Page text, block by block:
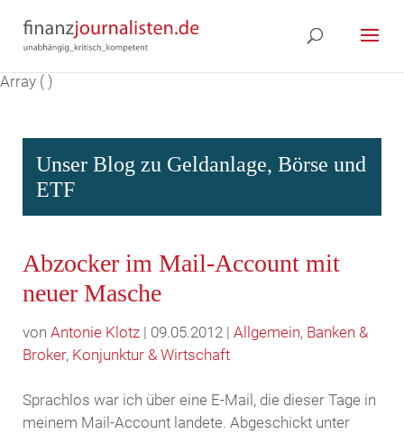
Array ( )
Unser Blog zu Geldanlage, Börse und
ETF
Abzocker im Mail-Account mit
neuer Masche
von Antonie Klotz| 09.05.2012 | Allgemein, Banken &
Broker, Konjunktur & Wirtschaft
Sprachlos war ich über eine E-Mail, die dieser Tage in
meinem Mail-Account landete. Abgeschickt unter